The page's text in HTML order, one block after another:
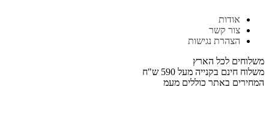
לתוכן
אודות
צור קשר
הצהרת נגישות
משלוחים לכל הארץ
משלוח חינם בקנייה מעל 590 ש"ח
המחירים באתר כוללים מעמ